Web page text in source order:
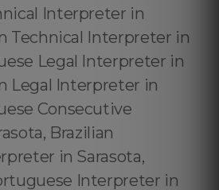
Interpreter in
Technical Interpreter in
Legal Interpreter in
Legal Interpreter in
Consecutive
Brazilian
in Sarasota,
Interpreter in